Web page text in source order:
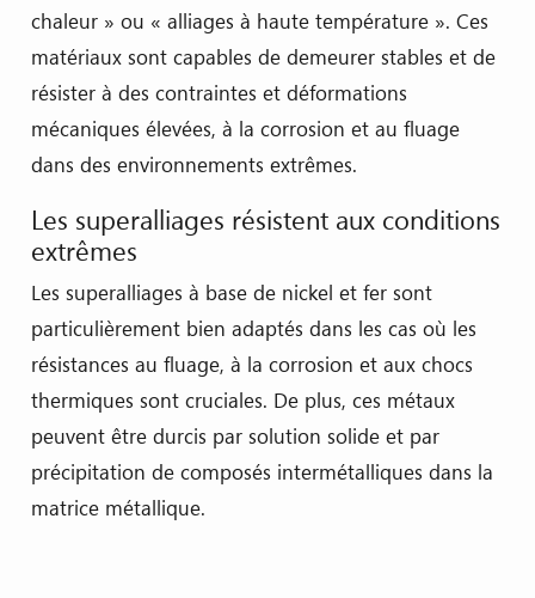
chaleur » ou « alliages à haute température ». Ces
matériaux sont capables de demeurer stables et de
résister à des contraintes et déformations
mécaniques élevées, à la corrosion et au fluage
dans des environnements extrêmes.
Les superalliages résistent aux conditions
extrêmes
Les superalliages à base de nickel et fer sont
particulièrement bien adaptés dans les cas où les
résistances au fluage, à la corrosion et aux chocs
thermiques sont cruciales. De plus, ces métaux
peuvent être durcis par solution solide et par
précipitation de composés intermétalliques dans la
matrice métallique.